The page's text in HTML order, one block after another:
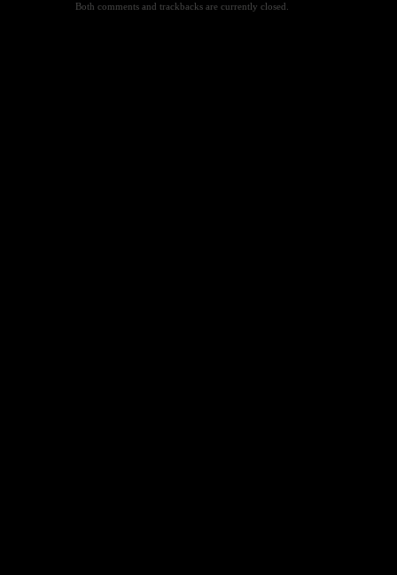
Both comments and trackbacks are currently closed.